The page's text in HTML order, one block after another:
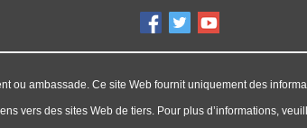
ou ambassade. Ce site Web fournit uniquement des
vers des sites Web de tiers. Pour plus d’informations,